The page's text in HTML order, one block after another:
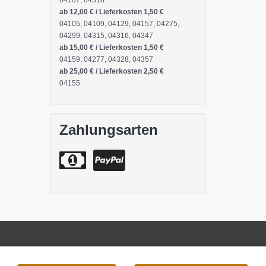
ab 12,00 € / Lieferkosten 1,50 €
04105, 04109, 04129, 04157, 04275,
04299, 04315, 04316, 04347
ab 15,00 € / Lieferkosten 1,50 €
04159, 04277, 04328, 04357
ab 25,00 € / Lieferkosten 2,50 €
04155
Zahlungsarten